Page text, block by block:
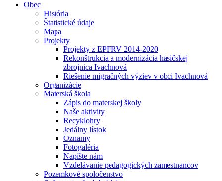
Obec
História
Štatistické údaje
Mapa
Projekty
Projekty z EPFRV 2014-2020
Rekonštrukcia a modernizácia hasičskej
zbrojnica Ivachnová
Riešenie migračných výziev v obci Ivachnová
Organizácie
Materská škola
Zápis do materskej školy
Naše aktivity
Recyklohry
Jedálny lístok
Oznamy
Fotogaléria
Napíšte nám
Vzdelávanie pedagogických zamestnancov
Pozemkové spoločenstvo